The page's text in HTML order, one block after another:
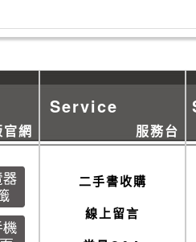
網
Service
服務台
二手書收購
線上留言